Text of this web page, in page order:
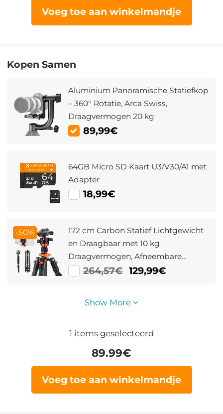
Voeg toe aan winkelmandje
Kopen Samen
Aluminium Panoramische Statiefkop
– 360° Rotatie, Arca Swiss,
Draagvermogen 20 kg
89,99€
64GB Micro SD Kaart U3/V30/A1 met
Adapter
18,99€
-50%
172 cm Carbon Statief Lichtgewicht
en Draagbaar met 10 kg
Draagvermogen, Afneembare
Monopod – D255C4+BH-28L
264,57€ 129,99€
Show More
1 items geselecteerd
89.99€
Voeg toe aan winkelmandje